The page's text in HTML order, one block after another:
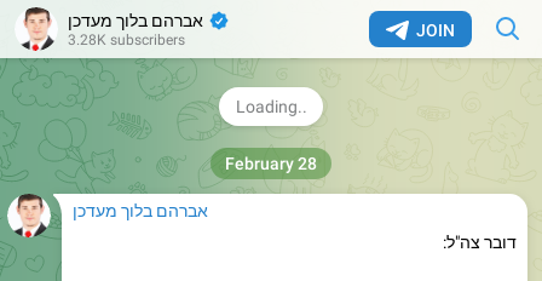
JOIN אברהם בלוך מעדכן ✔
3.28K subscribers
התקבלו דיווחים על נפילות. יש להימנע מהתקהלויות באזורים
אלו.
הנכם מתבקשים להמשיך ולהישמע להנחיות פיקוד העורף
אברהם בלוך מעדכן
דובר צה"ל:
צה״ל זיהה כי לפני זמן קצר שוגרו טילים מאיראן לעבר שטח